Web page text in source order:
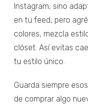
Instagram, sino
en tu feed, pero
colores, mezcla
clóset. Así evitas
tu estilo único.
Guarda siempre
de comprar algo